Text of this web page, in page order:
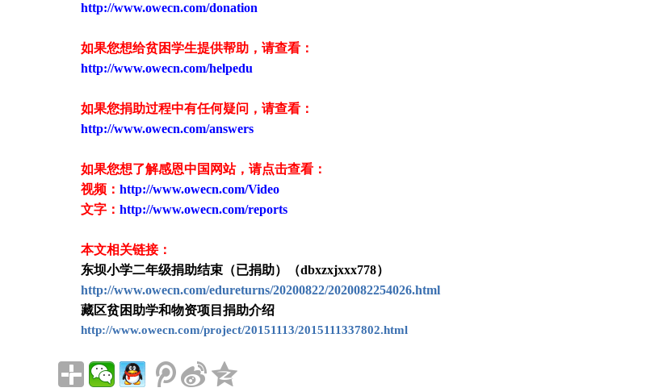
http://www.owecn.com/donation
如果您想给贫困学生提供帮助，请查看 ：
http://www.owecn.com/helpedu
如果您捐助过程中有任何疑问，请查看 ：
http://www.owecn.com/answers
如果您想了解感恩中国网站，请点击查看：
视频： http://www.owecn.com/Video
文字： http://www.owecn.com/reports
本文相关链接：
东坝小学二年级捐助结束（已捐助）（dbxzxjxxx778）
http://www.owecn.com/edureturns/20200822/2020082254026.html
藏区贫困助学和物资项目捐助介绍
http://www.owecn.com/project/20151113/2015111337802.html